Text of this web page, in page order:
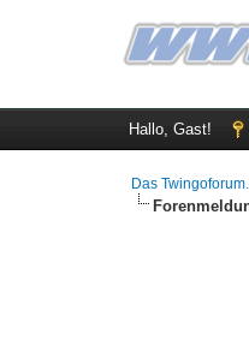
Hallo, Gast!
Das